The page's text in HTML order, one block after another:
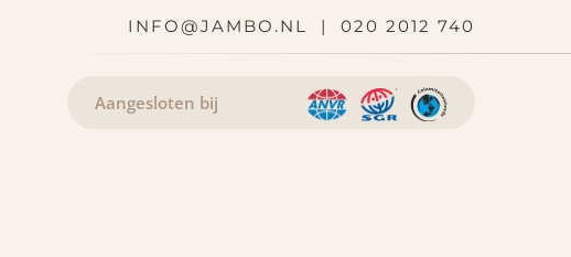
INFO@JAMBO.NL | 020 2012 740
Aangesloten bij